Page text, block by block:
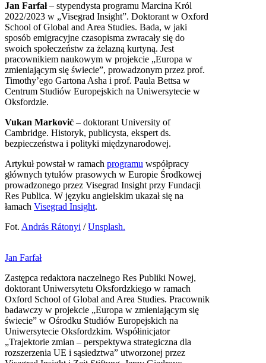
Jan Farfał– stypendysta programu Marcina Król
2022/2023 w „Visegrad Insight”. Doktorant w Oxford
School of Global and Area Studies. Bada, w jaki
sposób emigracyjne czasopisma zwracały się do
swoich społeczeństw za żelazną kurtyną. Jest
pracownikiem naukowym w projekcie „Europa w
zmieniającym się świecie”, prowadzonym przez prof.
Timothy’ego Gartona Asha i prof. Paula Bettsa w
Centrum Studiów Europejskich na Uniwersytecie w
Oksfordzie.
Vukan Marković – doktorant University of
Cambridge. Historyk, publicysta, ekspert ds.
bezpieczeństwa i polityki międzynarodowej.
Artykuł powstał w ramach programu współpracy
głównych tytułów prasowych w Europie Środkowej
prowadzonego przez Visegrad Insight przy Fundacji
Res Publica. W języku angielskim ukazał się na
łamach Visegrad Insight.
Fot. András Rátonyi /Unsplash.
Jan Farfał
Zastępca redaktora naczelnego Res Publiki Nowej,
doktorant Uniwersytetu Oksfordzkiego w ramach
Oxford School of Global and Area Studies. Pracownik
badawczy w projekcie „Europa w zmieniającym się
świecie” w Ośrodku Studiów Europejskich na
Uniwersytecie Oksfordzkim. Współinicjator
„Trajektorie zmian – perspektywa strategiczna dla
rozszerzenia UE i sąsiedztwa” utworzonej przez